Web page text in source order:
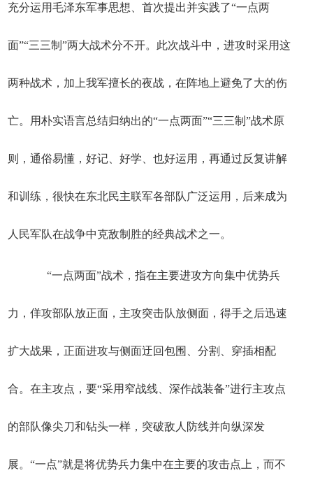
充分运用毛泽东军事思想、首次提出并实践了“一点两
面”“三三制”两大战术分不开。此次战斗中，进攻时采用这
两种战术，加上我军擅长的夜战，在阵地上避免了大的伤
亡。用朴实语言总结归纳出的“一点两面”“三三制”战术原
则，通俗易懂，好记、好学、也好运用，再通过反复讲解
和训练，很快在东北民主联军各部队广泛运用，后来成为
人民军队在战争中克敌制胜的经典战术之一。
“一点两面”战术，指在主要进攻方向集中优势兵
力，佯攻部队放正面，主攻突击队放侧面，得手之后迅速
扩大战果，正面进攻与侧面迂回包围、分割、穿插相配
合。在主攻点，要“采用窄战线、深作战装备”进行主攻点
的部队像尖刀和钻头一样，突破敌人防线并向纵深发
展。“一点”就是将优势兵力集中在主要的攻击点上，而不